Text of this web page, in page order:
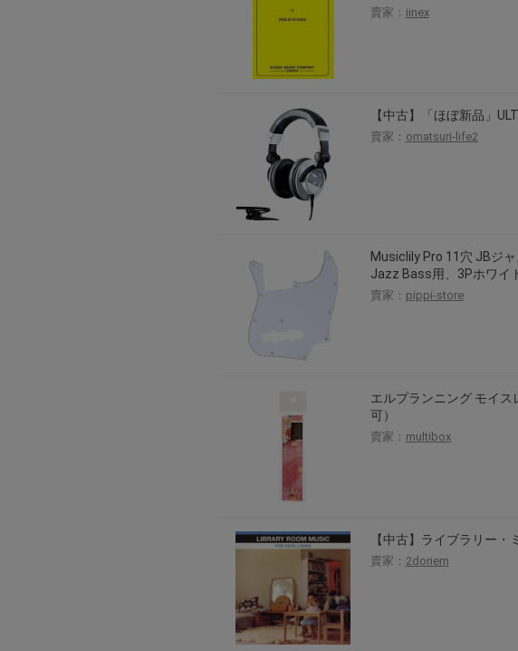
賣家： iinex
【中古】「ほぼ新品」
賣家： omatsuri-life2
Musiclily Pro 11穴 JBジ
Jazz Bass用、3Pホワイ
賣家： pippi-store
エルプランニング モイ
可）
賣家： multibox
【中古】ライブラリー
賣家： 2doriem